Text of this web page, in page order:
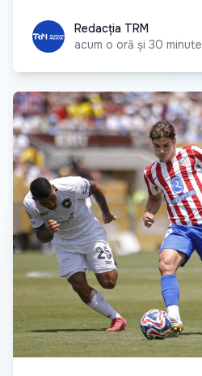
Redacția TRM
Redacția TRM
acum o oră și 30 minute